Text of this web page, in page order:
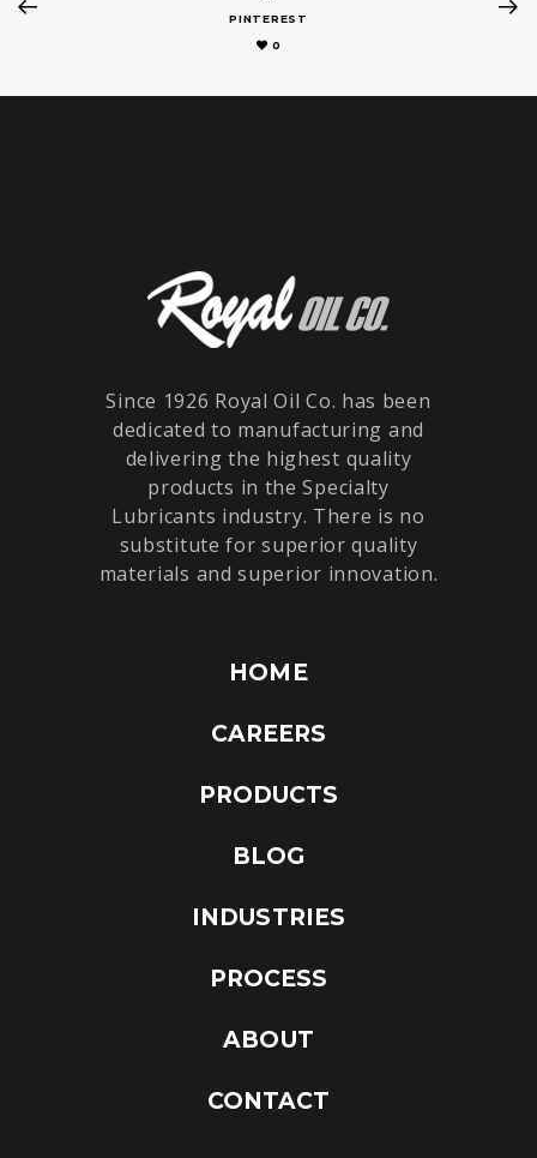
PINTEREST
0
Since 1926 Royal Oil Co. has been
dedicated to manufacturing and
delivering the highest quality
products in the Specialty
Lubricants industry. There is no
substitute for superior quality
materials and superior innovation.
HOME
CAREERS
PRODUCTS
BLOG
INDUSTRIES
PROCESS
ABOUT
CONTACT